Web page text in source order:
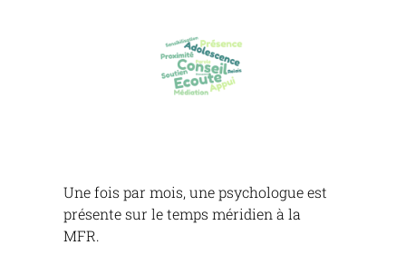
Une fois par mois, une psychologue est
présente sur le temps méridien à la
MFR.